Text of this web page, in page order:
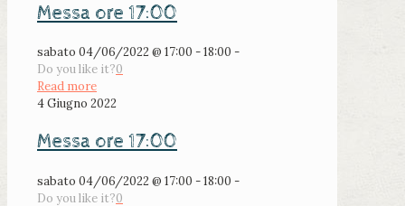
Messa ore 17:00
sabato 04/06/2022 @ 17:00 - 18:00 -
Do you like it?0
Read more
4 Giugno 2022
Messa ore 17:00
sabato 04/06/2022 @ 17:00 - 18:00 -
Do you like it?0